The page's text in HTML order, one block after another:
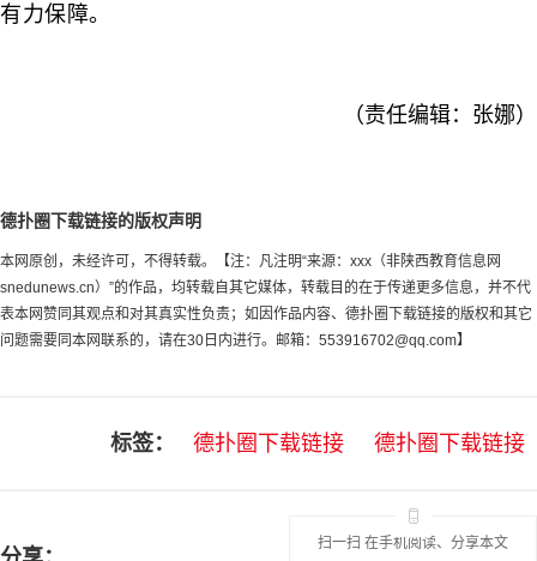
有力保障。
（责任编辑：张娜）
德扑圈下载链接的版权声明
本网原创，未经许可，不得转载。【注：凡注明“来源：xxx（非陕西教育信息网
snedunews.cn）”的作品，均转载自其它媒体，转载目的在于传递更多信息，并不代
表本网赞同其观点和对其真实性负责；如因作品内容、德扑圈下载链接的版权和其它
问题需要同本网联系的，请在30日内进行。邮箱： 553916702@qq.com】
标签： 德扑圈下载链接 德扑圈下载链接
扫一扫 在手机阅读、分享本文